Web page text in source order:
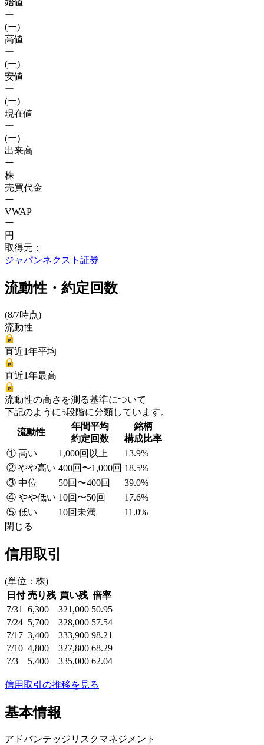
始値
ー
(ー)
高値
ー
(ー)
安値
ー
(ー)
現在値
ー
(ー)
出来高
ー
株
売買代金
ー
VWAP
ー
円
取得元：
ジャパンネクスト証券
流動性・約定回数
(8/7時点)
流動性
直近1年平均
直近1年最高
流動性の高さを測る基準について
下記のように5段階に分類しています。
流動性
年間平均
約定回数
銘柄
構成比率
① 高い
1,000回以上
13.9%
② やや高い 400回〜1,000回 18.5%
③ 中位
50回〜400回
39.0%
④ やや低い 10回〜50回
17.6%
⑤ 低い
10回未満
11.0%
閉じる
信用取引
(単位：株)
日付 売り残 買い残 倍率
7/31
6,300 321,000 50.95
7/24 5,700 328,000 57.54
7/17 3,400 333,900 98.21
7/10 4,800 327,800 68.29
7/3
5,400 335,000 62.04
信用取引の推移を見る
基本情報
アドバンテッジリスクマネジメント